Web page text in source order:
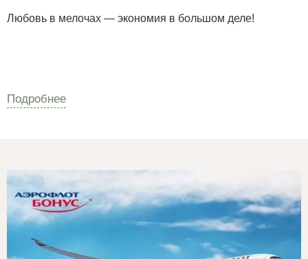
Любовь в мелочах — экономия в большом деле!
Подробнее